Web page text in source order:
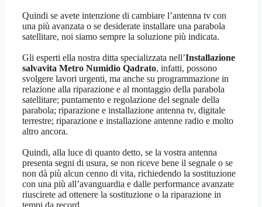
Quindi se avete intenzione di cambiare l’antenna tv con
una più avanzata o se desiderate installare una parabola
satellitare, noi siamo sempre la soluzione più indicata.
Gli esperti ella nostra ditta specializzata nell’Installazione
salvavita Metro Numidio Qadrato, infatti, possono
svolgere lavori urgenti, ma anche su programmazione in
relazione alla riparazione e al montaggio della parabola
satellitare; puntamento e regolazione del segnale della
parabola; riparazione e installazione antenna tv, digitale
terrestre; riparazione e installazione antenne radio e molto
altro ancora.
Quindi, alla luce di quanto detto, se la vostra antenna
presenta segni di usura, se non riceve bene il segnale o se
non dà più alcun cenno di vita, richiedendo la sostituzione
con una più all’avanguardia e dalle performance avanzate
riuscirete ad ottenere la sostituzione o la riparazione in
tempi da record.